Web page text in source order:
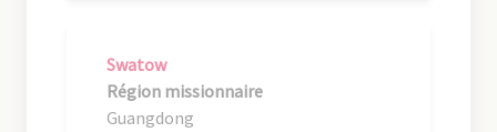
Swatow
Région missionnaire
Guangdong